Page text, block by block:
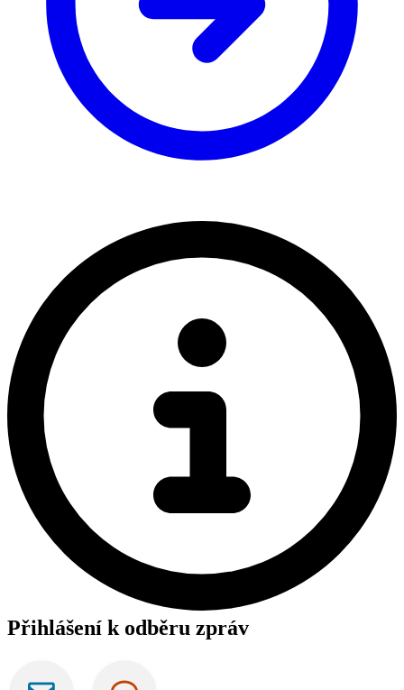
Přihlášení k odběru zpráv